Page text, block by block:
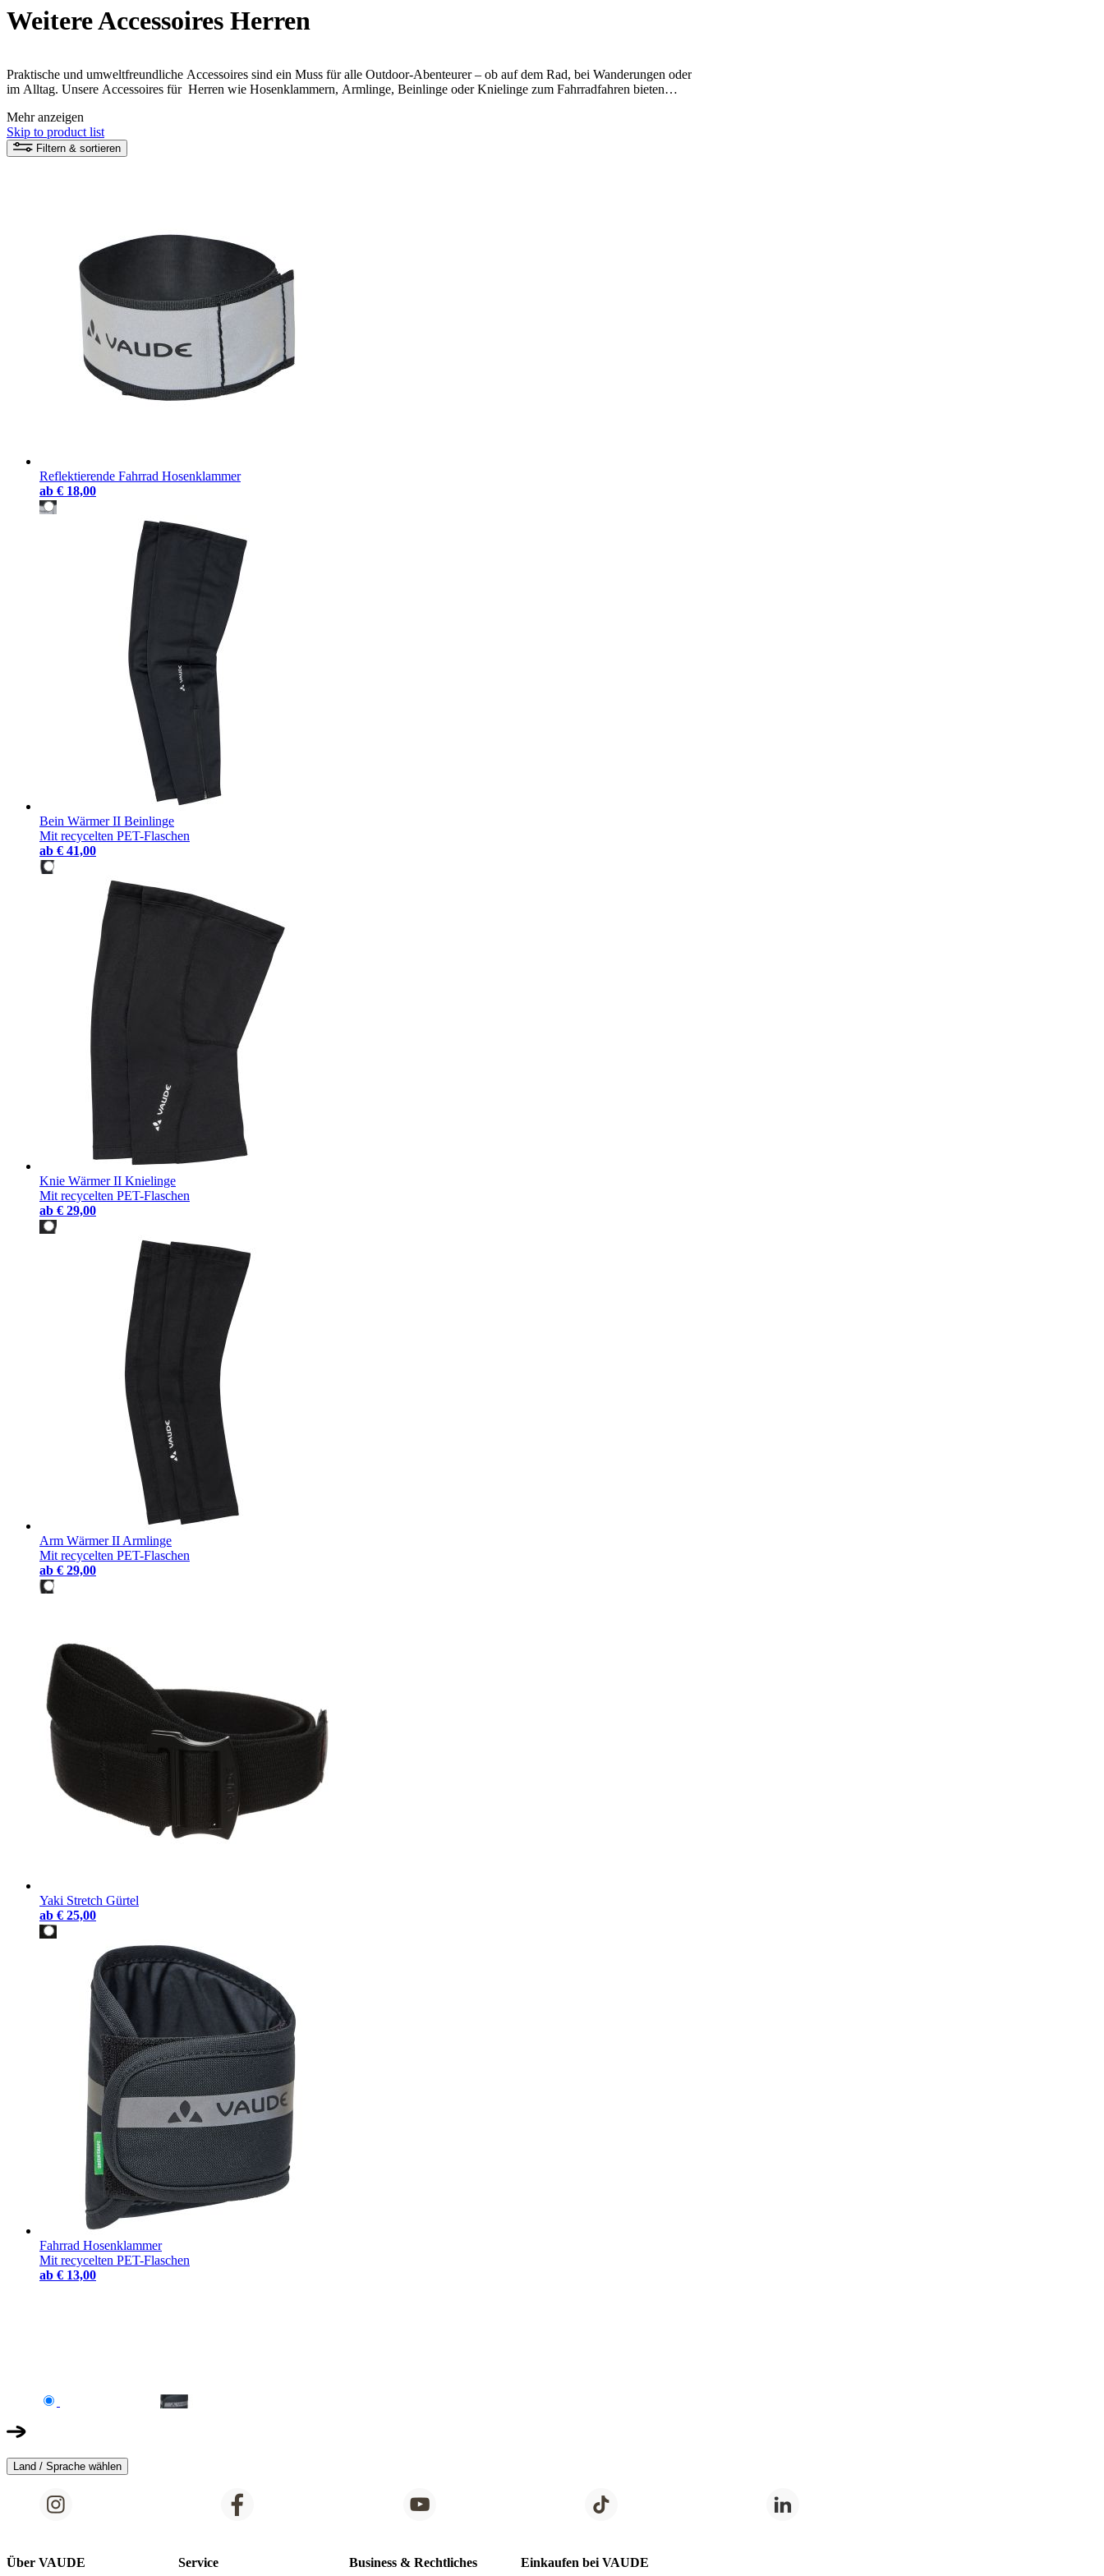
Weitere Accessoires Herren
Praktische und umweltfreundliche Accessoires sind ein Muss für alle Outdoor-Abenteurer – ob auf dem Rad, bei Wanderungen oder
im Alltag. Unsere Accessoires für Herren wie Hosenklammern, Armlinge, Beinlinge oder Knielinge zum Fahrradfahren bieten
Mehr anzeigen
Skip to product list
Filtern & sortieren
Reflektierende Fahrrad Hosenklammer
ab € 18,00
Bein Wärmer II Beinlinge
Mit recycelten PET-Flaschen
ab € 41,00
Knie Wärmer II Knielinge
Mit recycelten PET-Flaschen
ab € 29,00
Arm Wärmer II Armlinge
Mit recycelten PET-Flaschen
ab € 29,00
Yaki Stretch Gürtel
ab € 25,00
Fahrrad Hosenklammer
Mit recycelten PET-Flaschen
ab € 13,00
Land / Sprache wählen
Über VAUDE Service Business & Rechtliches Einkaufen bei VAUDE